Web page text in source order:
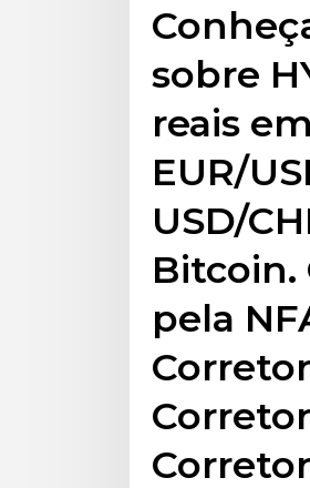
sobre
reais
EUR/
USD/
Bitcoin.
pela